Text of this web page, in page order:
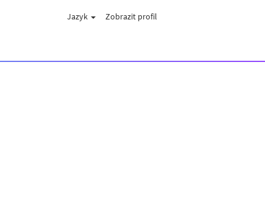
Jazyk Zobrazit profil